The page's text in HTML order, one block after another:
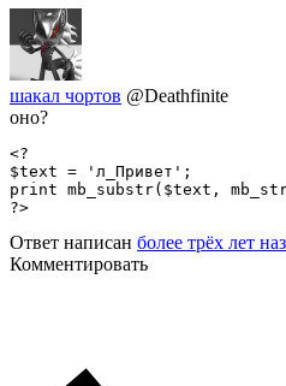
шакал чортов @Deathfinite
оно?
<?
$text = 'л_Привет';
print mb_substr($text,
?>
Ответ написан более трёх лет
Комментировать